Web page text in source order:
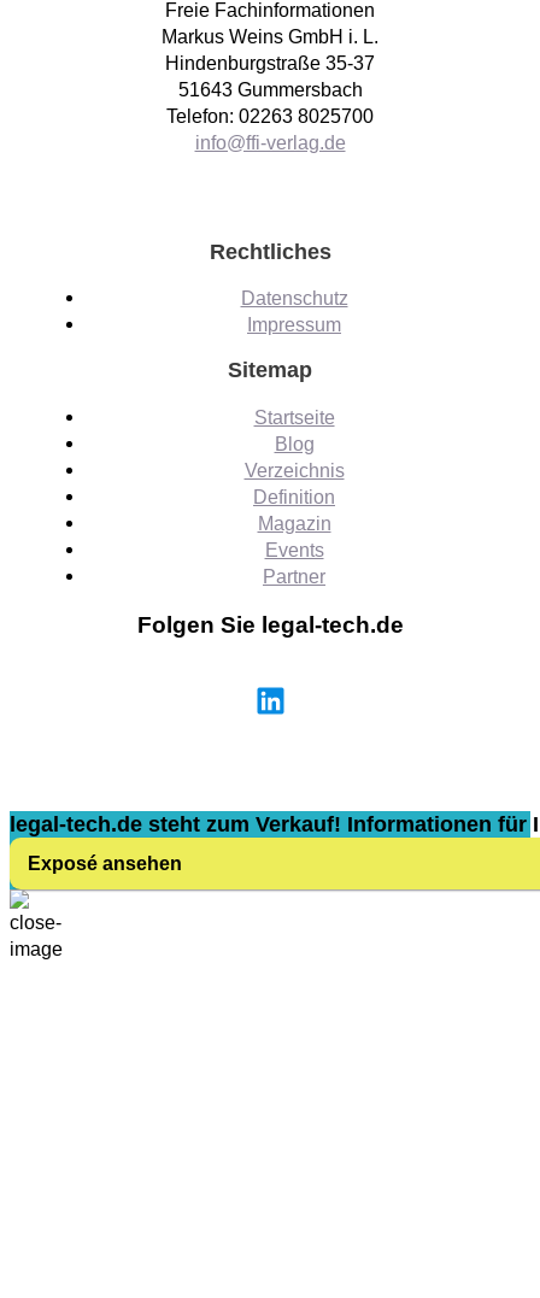
Freie Fachinformationen
Markus Weins GmbH i. L.
Hindenburgstraße 35-37
51643 Gummersbach
Telefon: 02263 8025700
info@ffi-verlag.de
Rechtliches
Datenschutz
Impressum
Sitemap
Startseite
Blog
Verzeichnis
Definition
Magazin
Events
Partner
Folgen Sie legal-tech.de
legal-tech.de steht zum Verkauf! Informationen für
Exposé ansehen